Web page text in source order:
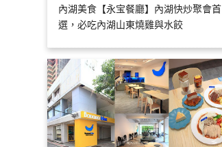
內湖美食【永宝餐廳】內湖快炒聚會首
選，必吃內湖山東燒雞與水餃